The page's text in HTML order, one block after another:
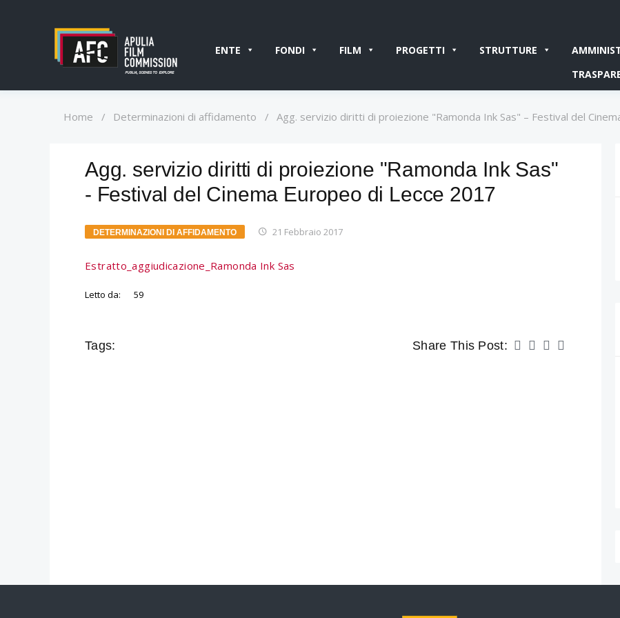
ENTE FONDI FILM PROGETTI STRUTTURE
Home / Determinazioni di affidamento / Agg. servizio diritti di proiezione "Ramonda Ink Sas" – Festival del
Agg. servizio diritti di proiezione "Ramonda Ink Sas"
- Festival del Cinema Europeo di Lecce 2017
DETERMINAZIONI DI AFFIDAMENTO 21 Febbraio 2017
Estratto_aggiudicazione_Ramonda Ink Sas
Letto da: 59
Tags: Share This Post: